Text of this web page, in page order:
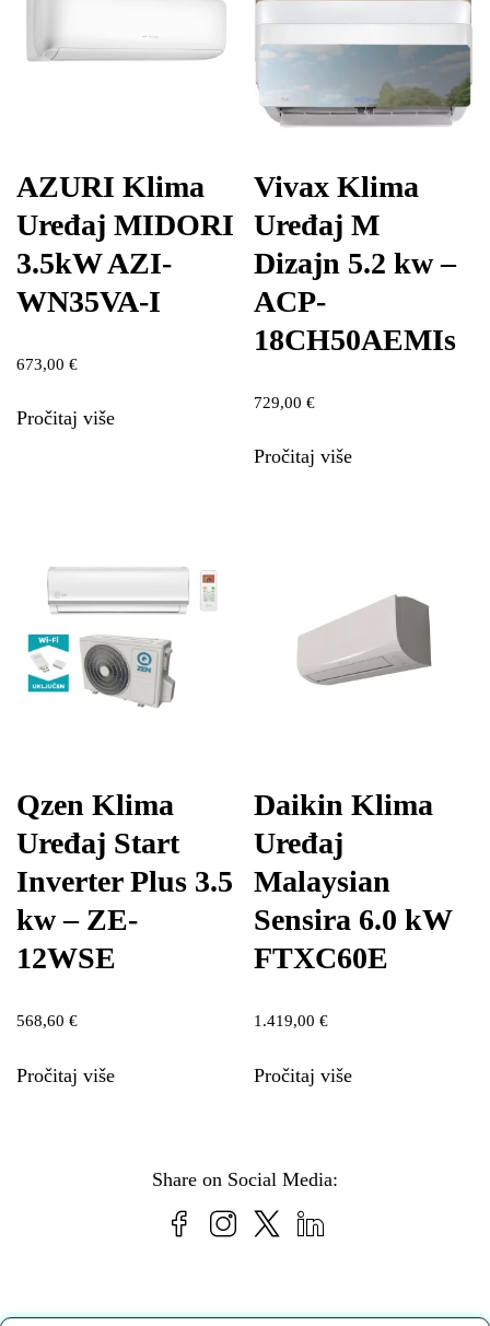
AZURI Klima
Uređaj MIDORI
3.5kW AZI-
WN35VA-I
673,00 €
Pročitaj više
Vivax Klima
Uređaj M
Dizajn 5.2 kw –
ACP-
18CH50AEMIs
729,00€
Pročitaj više
Qzen Klima
Uređaj Start
Inverter Plus 3.5
kw – ZE-
12WSE
568,60 €
Pročitaj više
Daikin Klima
Uređaj
Malaysian
Sensira 6.0 kW
FTXC60E
1.419,00€
Pročitaj više
Share on Social Media: